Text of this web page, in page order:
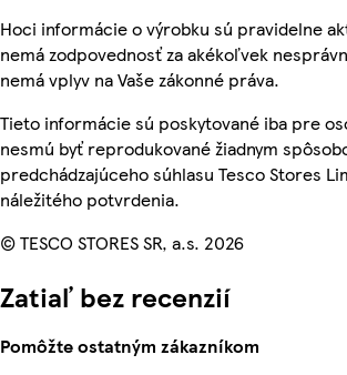
Hoci informácie o výrobku sú pravidelne
nemá zodpovednosť za akékoľvek
nemá vplyv na Vaše zákonné práva.
Tieto informácie sú poskytované iba pre
nesmú byť reprodukované žiadnym
predchádzajúceho súhlasu Tesco Stores
náležitého potvrdenia.
© TESCO STORES SR, a.s. 2026
Zatiaľ bez recenzií
Pomôžte ostatným zákazníkom